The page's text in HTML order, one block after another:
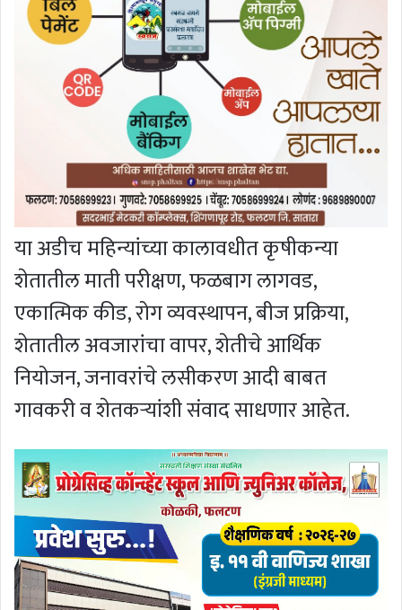
या अडीच महिन्यांच्या कालावधीत कृषीकन्या
शेतातील माती परीक्षण, फळबाग लागवड,
एकात्मिक कीड, रोग व्यवस्थापन, बीज प्रक्रिया,
शेतातील अवजारांचा वापर, शेतीचे आर्थिक
नियोजन, जनावरांचे लसीकरण आदी बाबत
गावकरी व शेतकऱ्यांशी संवाद साधणार आहेत.